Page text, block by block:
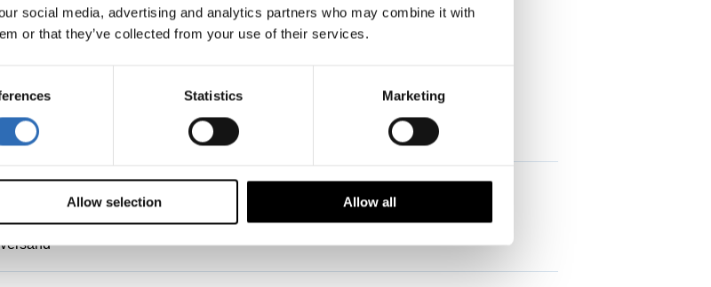
social media, advertising and analytics partners who may combine it with
or that they’ve collected from your use of their services.
Statistics Marketing
Allow selection Allow all
Economy
▼